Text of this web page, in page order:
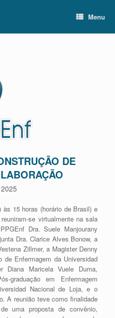
Menu
DE
15 horas (horário de Brasil) e
se virtualmente na sala
Dra. Suele Manjourany
Dra. Clarice Alves Bonow, a
Zillmer, a Magister Denny
de Enfermagem da Universidad
Diana Maricela Vuele Duma,
graduação em Enfermagem
Nacional de Loja, e o
A reunião teve como finalidade
uma proposta de convênio,